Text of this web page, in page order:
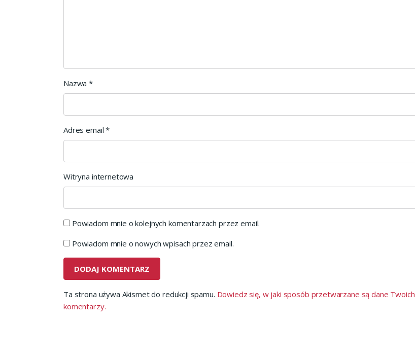
Nazwa*
Adres email*
Witryna internetowa
Powiadom mnie o kolejnych komentarzach przez email.
Powiadom mnie o nowych wpisach przez email.
Ta strona używa Akismet do redukcji spamu. Dowiedz się, w jaki sposób przetwarzane są dane Twoich
komentarzy.